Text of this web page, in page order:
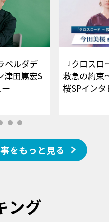
ベルダデ
津田篤宏S
ュー
『クロス
救急の約束
桜SPイ
をもっと見る
ング